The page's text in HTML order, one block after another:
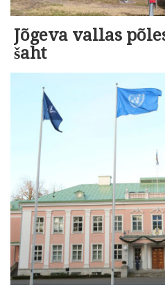
Jõgeva vallas
šaht